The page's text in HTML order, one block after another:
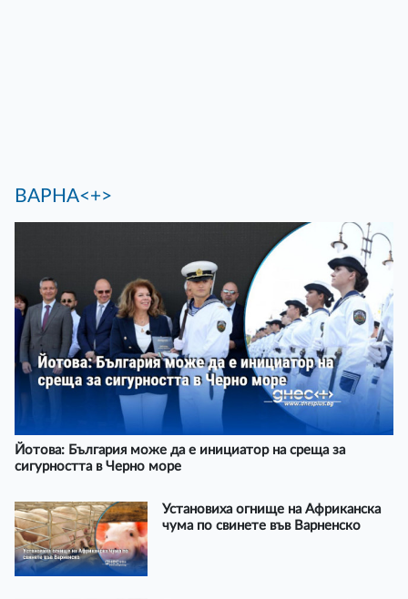
ВАРНА<+>
Йотова: България може да е инициатор на среща за
сигурността в Черно море
Установиха огнище на Африканска
чума по свинете във Варненско